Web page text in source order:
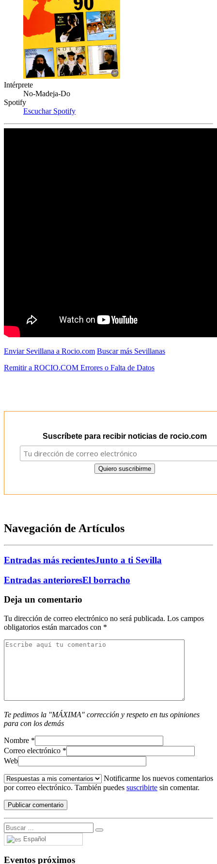
Intérprete
No-Madeja-Do
Spotify
Escuchar Spotify
Enviar Sevillana a Rocio.com Buscar más Sevillanas
Remitir a ROCIO.COM Errores o Falta de Datos
Suscríbete para recibir noticias de rocio.com
Navegación de Artículos
Entradas más recientesJunto a ti Sevilla
Entradas anterioresEl borracho
Deja un comentario
Tu dirección de correo electrónico no será publicada. Los campos
obligatorios están marcados con *
Te pedimos la "MÁXIMA" corrección y respeto en tus opiniones
para con los demás
Nombre *
Correo electrónico *
Web
Notificarme los nuevos comentarios
por correo electrónico. También puedes suscribirte sin comentar.
Español
Eventos próximos